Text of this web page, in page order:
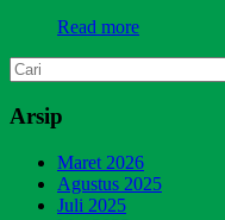
Read more
Arsip
Maret 2026
Agustus 2025
Juli 2025